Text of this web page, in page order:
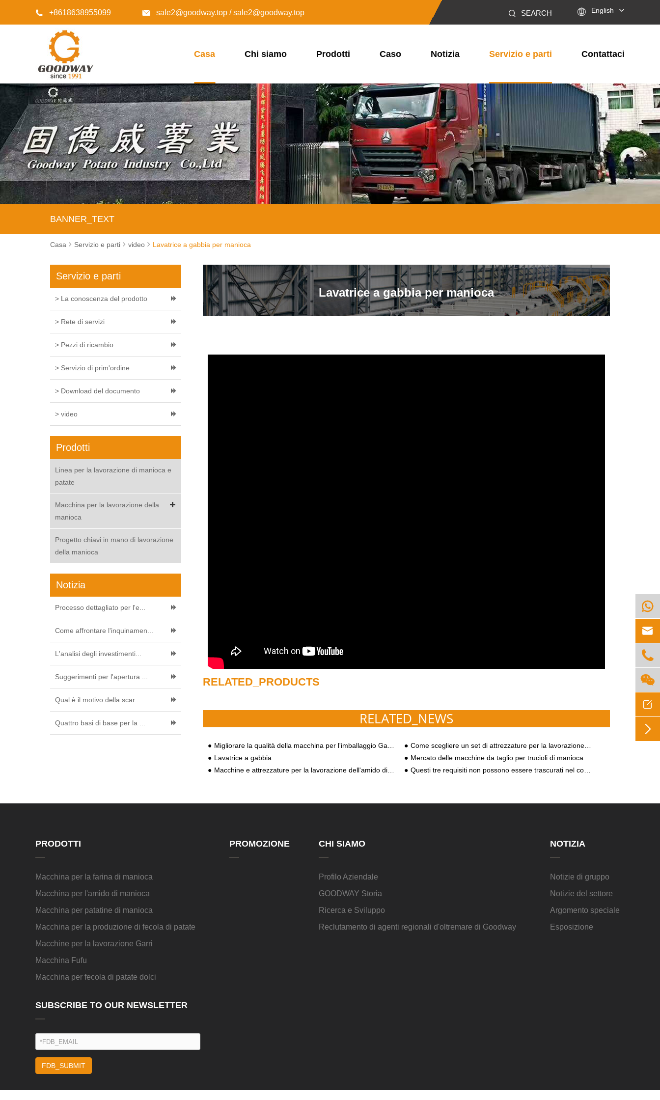
 +8618638955099  sale2@goodway.top / sale2@goodway.top SEARCH  English
Casa Chi siamo Prodotti Caso Notizia Servizio e parti Contattaci
BANNER_TEXT
Casa Servizio e parti video Lavatrice a gabbia per manioca
Servizio e parti
> La conoscenza del prodotto
> Rete di servizi
> Pezzi di ricambio
> Servizio di prim'ordine
> Download del documento
> video
Prodotti
Linea per la lavorazione di manioca e
patate
Macchina per la lavorazione della
manioca
Progetto chiavi in mano di lavorazione
della manioca
Notizia
Processo dettagliato per l'e...
Come affrontare l'inquinamen...
L'analisi degli investimenti...
Suggerimenti per l'apertura ...
Qual è il motivo della scar...
Quattro basi di base per la ...
Lavatrice a gabbia per manioca
RELATED_PRODUCTS
RELATED_NEWS
Migliorare la qualità della macchina per l'imballaggio Garri renderà felici i clienti
Come scegliere un set di attrezzature per la lavorazione dell'amido mature e pratiche?
Lavatrice a gabbia
Mercato delle macchine da taglio per trucioli di manioca
Macchine e attrezzature per la lavorazione dell'amido di manioca professionale
Questi tre requisiti non possono essere trascurati nel corso della lavorazione dell'amido di patate dolci
PRODOTTI
Macchina per la farina di manioca
Macchina per l'amido di manioca
Macchina per patatine di manioca
Macchina per la produzione di fecola di patate
Macchine per la lavorazione Garri
Macchina Fufu
Macchina per fecola di patate dolci
SUBSCRIBE TO OUR NEWSLETTER
FDB_SUBMIT
PROMOZIONE CHI SIAMO
Profilo Aziendale
GOODWAY Storia
Ricerca e Sviluppo
Reclutamento di agenti regionali d'oltremare di Goodway
NOTIZIA
Notizie di gruppo
Notizie del settore
Argomento speciale
Esposizione





